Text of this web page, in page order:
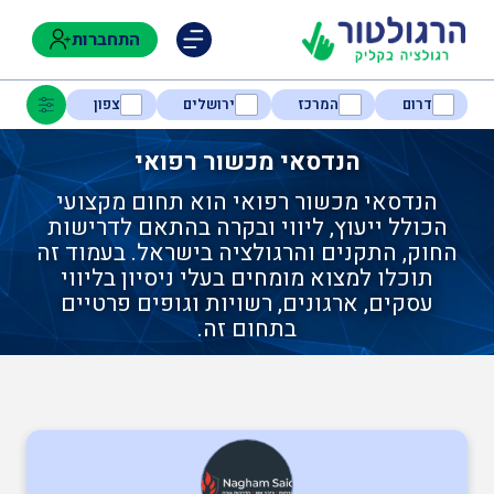
התחברות
דרום המרכז ירושלים צפון
הנדסאי מכשור רפואי
הנדסאי מכשור רפואי הוא תחום מקצועי
הכולל ייעוץ, ליווי ובקרה בהתאם לדרישות
החוק, התקנים והרגולציה בישראל. בעמוד זה
תוכלו למצוא מומחים בעלי ניסיון בליווי
עסקים, ארגונים, רשויות וגופים פרטיים
בתחום זה.
נגישות
חקלאות